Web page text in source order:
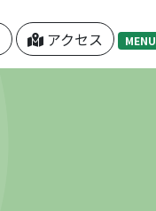
アクセス MENU